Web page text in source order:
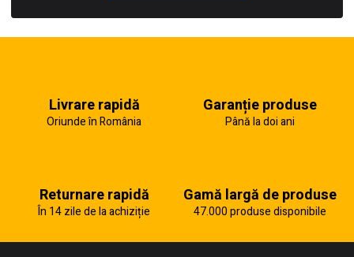
Livrare rapidă
Oriunde în România
Garanție produse
Până la doi ani
Returnare rapidă
În 14 zile de la achiziție
Gamă largă de produse
47.000 produse disponibile